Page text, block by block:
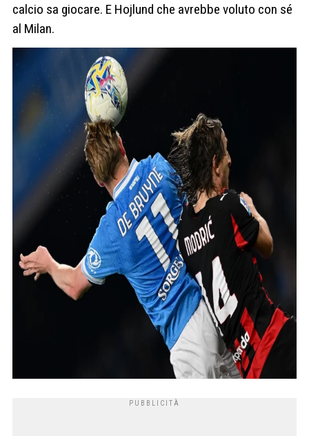
calcio sa giocare. E Hojlund che avrebbe voluto con sé
al Milan.